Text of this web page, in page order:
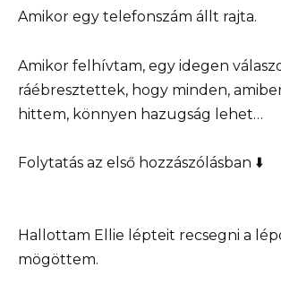
Amikor egy telefonszám állt rajta.
Amikor felhívtam, egy idegen
ráébresztettek, hogy minden,
hittem, könnyen hazugság lehet…
Folytatás az első hozzászólásban ⬇️
Hallottam Ellie lépteit recsegni a
mögöttem.